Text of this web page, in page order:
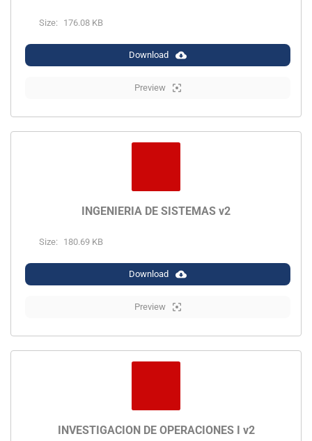
Size: 176.08 KB
Download
Preview
INGENIERIA DE SISTEMAS v2
Size: 180.69 KB
Download
Preview
INVESTIGACION DE OPERACIONES I v2